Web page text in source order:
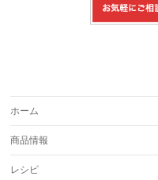
ホーム
商品情報
レシピ